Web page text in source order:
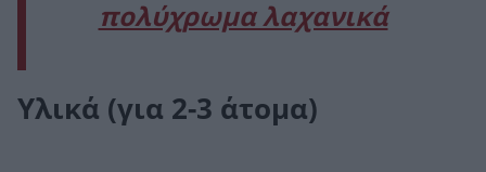
πολύχρωμα λαχανικά
Υλικά (για 2-3 άτομα)